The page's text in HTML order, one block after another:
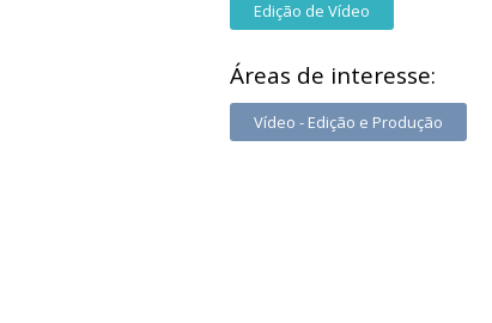
Edição de Vídeo
Áreas de interesse:
Vídeo - Edição e Produção